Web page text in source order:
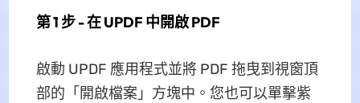
第 1 步 - 在 UPDF 中開啟 PDF
啟動 UPDF 應用程式並將 PDF 拖曳到視窗頂
部的「開啟檔案」方塊中。您也可以單擊紫